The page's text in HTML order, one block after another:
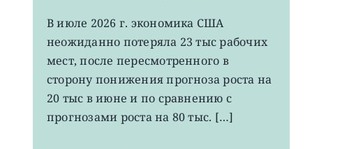
VOO:
рабочих
мест
США
неожиданно
сократилось
В июле 2026 г. экономика США
неожиданно потеряла 23 тыс рабочих
мест, после пересмотренного в
сторону понижения прогноза роста на
20 тыс в июне и по сравнению с
прогнозами роста на 80 тыс. […]